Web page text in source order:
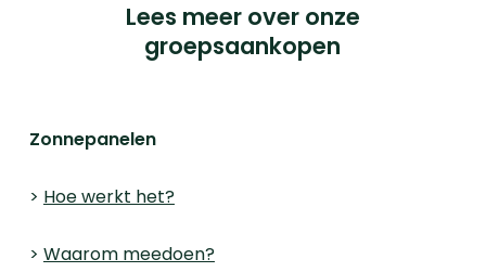
Lees meer over onze
groepsaankopen
Zonnepanelen
> Hoe werkt het?
> Waarom meedoen?